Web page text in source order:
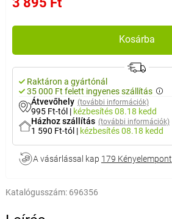
Kosárba
Raktáron a gyártónál
35 000 Ft felett ingyenes szállítás
Átvevőhely (további információk)
995 Ft-tól | kézbesítés08.18 kedd
Házhoz szállítás (további információk)
1 590 Ft-tól | kézbesítés08.18 kedd
A vásárlással kap 179 Kényelempont
Katalógusszám: 696356